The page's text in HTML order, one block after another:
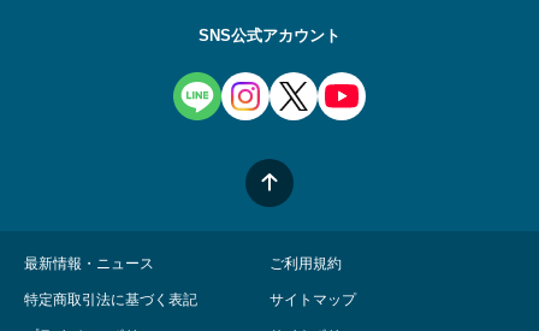
SNS公式アカウント
最新情報・ニュース ご利用規約
特定商取引法に基づく表記 サイトマップ